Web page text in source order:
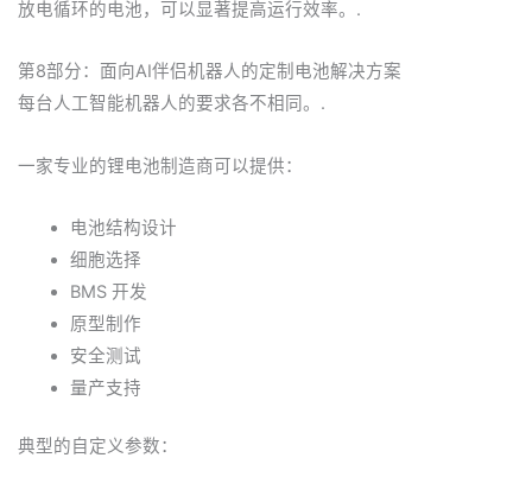
放电循环的电池，可以显著提高运行效率。.
第8部分：面向AI伴侣机器人的定制电池解决方案
每台人工智能机器人的要求各不相同。.
一家专业的锂电池制造商可以提供：
电池结构设计
细胞选择
BMS 开发
原型制作
安全测试
量产支持
典型的自定义参数：